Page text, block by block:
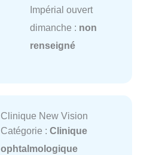
Impérial ouvert
dimanche : non
renseigné
Clinique New Vision
Catégorie : Clinique
ophtalmologique